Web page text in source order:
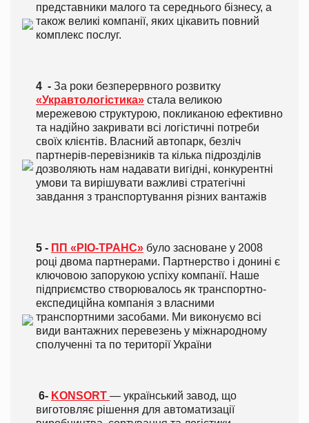
представники малого та середнього бізнесу, а
також великі компанії, яких цікавить повний
комплекс послуг.
4 - За роки безперервного розвитку
«Укравтологістика» стала великою
мережевою структурою, покликаною ефективно
та надійно закривати всі логістичні потреби
своїх клієнтів. Власний автопарк, безліч
партнерів-перевізників та кілька підрозділів
дозволяють нам надавати вигідні, конкурентні
умови та вирішувати важливі стратегічні
завдання з транспортування різних вантажів
5 - ПП «РІО-ТРАНС» було засноване у 2008
році двома партнерами. Партнерство і донині є
ключовою запорукою успіху компанії. Наше
підприємство створювалось як транспортно-
експедиційна компанія з власними
транспортними засобами. Ми виконуємо всі
види вантажних перевезень у міжнародному
сполученні та по території України
6- KONSORT — український завод, що
виготовляє рішення для автоматизації